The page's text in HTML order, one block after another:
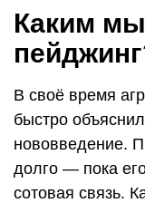
Каким
В своё время
быстро
нововведение.
долго — пока
сотовая связь.